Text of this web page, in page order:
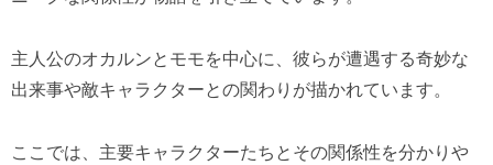
主人公のオカルンとモモを中心に、彼らが遭遇する奇妙な
出来事や敵キャラクターとの関わりが描かれています。
ここでは、主要キャラクターたちとその関係性を分かりや